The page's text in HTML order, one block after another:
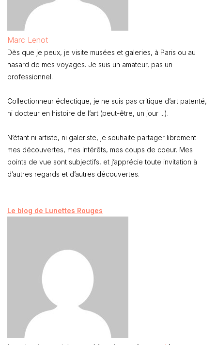
Marc Lenot
Dès que je peux, je visite musées et galeries, à Paris ou au
hasard de mes voyages. Je suis un amateur, pas un
professionnel.
Collectionneur éclectique, je ne suis pas critique d’art patenté,
ni docteur en histoire de l’art (peut-être, un jour ...).
N’étant ni artiste, ni galeriste, je souhaite partager librement
mes découvertes, mes intérêts, mes coups de coeur. Mes
points de vue sont subjectifs, et j’apprécie toute invitation à
d’autres regards et d’autres découvertes.
Le blog de Lunettes Rouges